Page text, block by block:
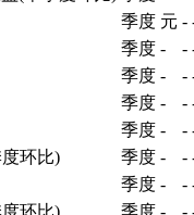
季度 元 -
季度 - -
季度 - -
季度 - -
季度 - -
环比)
季度 - -
季度 - -
环比)
季度 - -